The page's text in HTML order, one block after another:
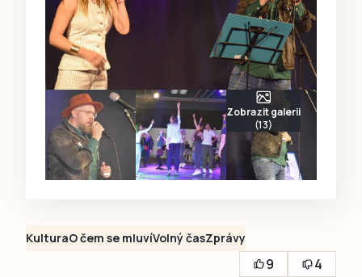
Zobrazit galerii
(13)
KulturaO čem se mluvíVolný časZprávy
9
4